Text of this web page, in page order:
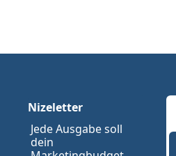
Nizeletter
Jede Ausgabe soll
dein